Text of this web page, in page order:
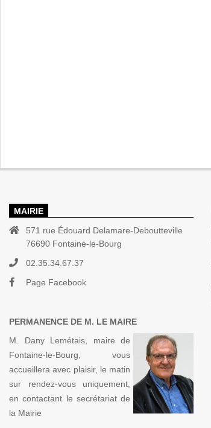
MAIRIE
571 rue Édouard Delamare-Deboutteville
76690 Fontaine-le-Bourg
02.35.34.67.37
Page Facebook
PERMANENCE DE M. LE MAIRE
M. Dany Lemétais, maire de
Fontaine-le-Bourg, vous
accueillera avec plaisir, le matin
sur rendez-vous uniquement,
en contactant le secrétariat de
la Mairie